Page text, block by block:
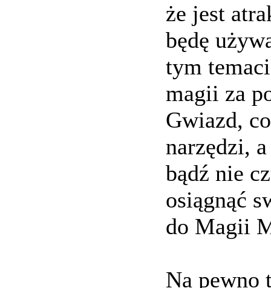
że jest
będę
tym
magii za
Gwiazd,
narzędzi,
bądź nie
osiągnąć
do Magii
Na pewno